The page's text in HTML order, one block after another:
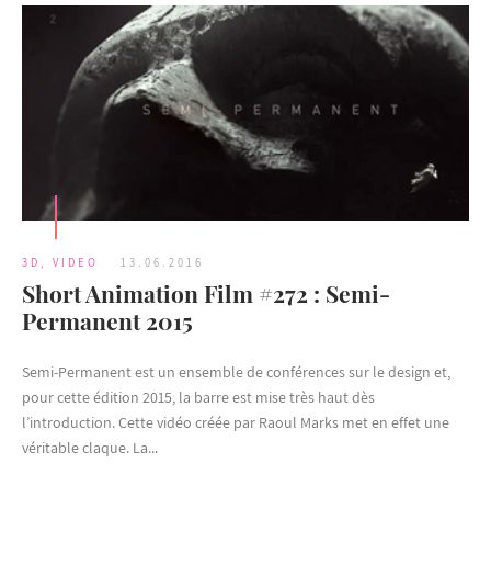
3D VIDEO 13.06.2016
Short Animation Film #272 : Semi-
Permanent 2015
Semi-Permanent est un ensemble de conférences sur le design et,
pour cette édition 2015, la barre est mise très haut dès
l’introduction. Cette vidéo créée par Raoul Marks met en effet une
véritable claque. La...